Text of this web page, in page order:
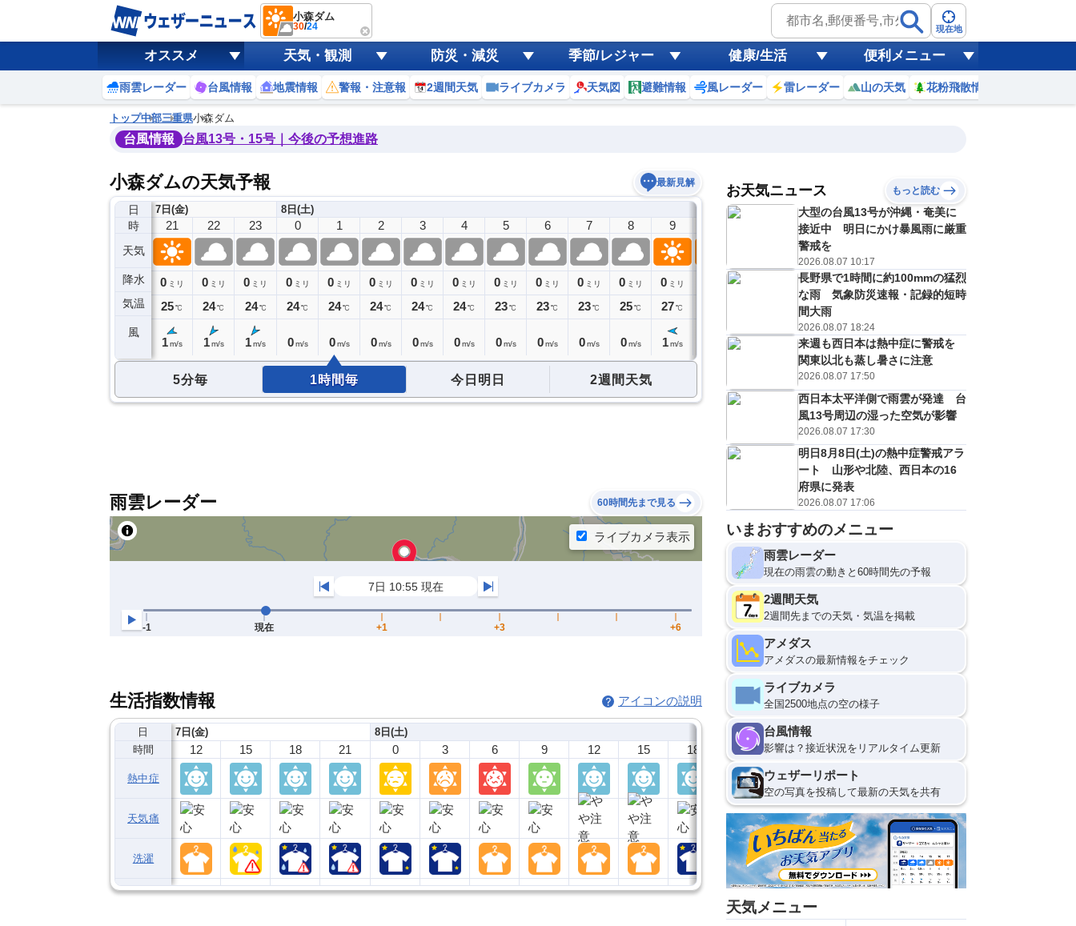
小森ダム
30/24 現在地
オススメ 天気・観測 防災・減災 季節/レジャー 健康/生活 便利メニュー
雨雲レーダー 台風情報 地震情報 警報・注意報 2週間天気 ライブカメラ 天気図 避難情報 風レーダー 雷レーダー 山の天気 花粉飛散情報
トップ中部三重県小森ダム
台風情報 台風13号・15号｜今後の予想進路
小森ダムの天気予報 最新見解
日
時
天気
降水
気温
風
7日(金)
20
0ミリ
25℃
21
0 ミリ
25℃
1 m/s
22
0 ミリ
24℃
1 m/s
23
0 ミリ
24 ℃
1m/s
8日(土)
0
0 ミリ
24℃
0 m/s
1
0 ミリ
24℃
0 m/s
2
0 ミリ
24℃
0 m/s
3
0 ミリ
24℃
0 m/s
4
0 ミリ
24℃
0 m/s
5
0 ミリ
23℃
0 m/s
6
0 ミリ
23℃
0 m/s
7
0 ミリ
23℃
0 m/s
8
0 ミリ
25℃
0 m/s
9
0 ミリ
27℃
1 m/s
12
ミリ
℃
m/s
13
0 ミリ
32
2m/s
14
0ミリ
2m/s
15
0ミリ
2m/s
16
0ミリ
1
5分毎 1時間毎 今日明日 2週間天気
雨雲レーダー 60時間先まで見る
生活指数情報 アイコンの説明
日
時間
熱中症
天気痛
洗濯
7日(金)
12 15 18 21
8日(土)
0 3 6 9 12 15 18 21
9日(日)
0
お天気ニュース もっと読む
大型の台風13号が沖縄・奄美に
接近中 明日にかけ暴風雨に厳重
警戒を
2026.08.07 10:17
長野県で1時間に約100mmの猛烈
な雨 気象防災速報・記録的短時
間大雨
2026.08.07 18:24
来週も西日本は熱中症に警戒を
関東以北も蒸し暑さに注意
2026.08.07 17:50
西日本太平洋側で雨雲が発達 台
風13号周辺の湿った空気が影響
2026.08.07 17:30
明日8月8日(土)の熱中症警戒アラ
ート 山形や北陸、西日本の16
府県に発表
2026.08.07 17:06
いまおすすめのメニュー
雨雲レーダー
現在の雨雲の動きと60時間先の予報
2週間天気
2週間先までの天気・気温を掲載
アメダス
アメダスの最新情報をチェック
ライブカメラ
全国2500地点の空の様子
台風情報
影響は？接近状況をリアルタイム更新
ウェザーリポート
空の写真を投稿して最新の天気を共有
天気メニュー